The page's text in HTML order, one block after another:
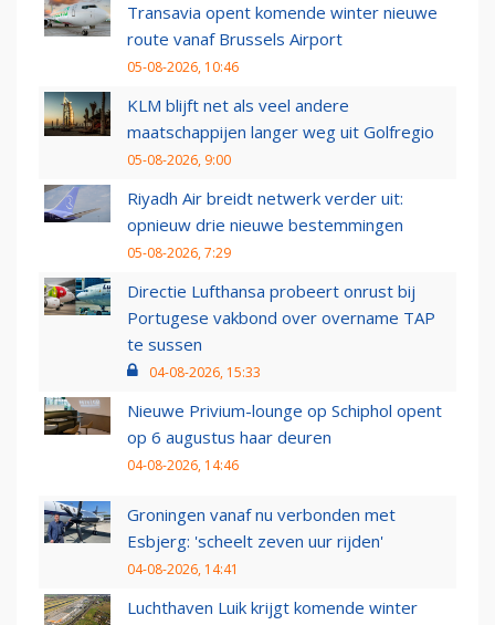
Transavia opent komende winter nieuwe
route vanaf Brussels Airport
05-08-2026, 10:46
KLM blijft net als veel andere
maatschappijen langer weg uit Golfregio
05-08-2026, 9:00
Riyadh Air breidt netwerk verder uit:
opnieuw drie nieuwe bestemmingen
05-08-2026, 7:29
Directie Lufthansa probeert onrust bij
Portugese vakbond over overname TAP
te sussen
04-08-2026, 15:33
Nieuwe Privium-lounge op Schiphol opent
op 6 augustus haar deuren
04-08-2026, 14:46
Groningen vanaf nu verbonden met
Esbjerg: 'scheelt zeven uur rijden'
04-08-2026, 14:41
Luchthaven Luik krijgt komende winter